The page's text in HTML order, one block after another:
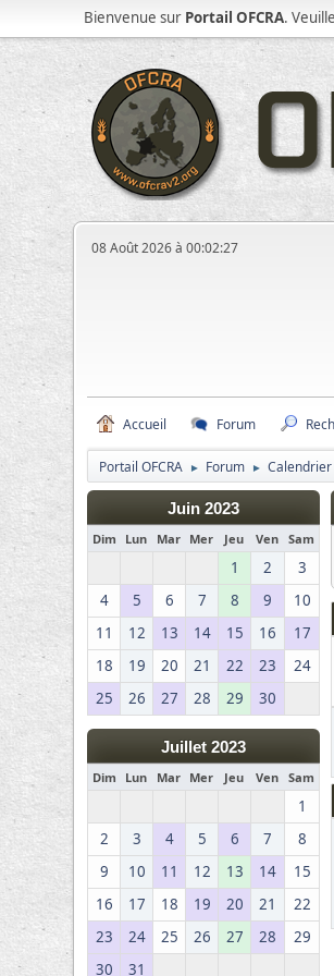
Bienvenue sur Portail OFCRA.
08 Août 2026 à 00:02:27
Accueil Forum
Portail OFCRA ► Forum ► Calendrier
Juin 2023
Dim Lun Mar Mer Jeu Ven Sam
1 2
3
4
5 6 7 8 9
10
11
12 13 14 15 16
17
18
19 20 21 22 23
24
25
26 27 28 29 30
Juillet 2023
Dim Lun Mar Mer Jeu Ven Sam
1
2
3 4 5 6 7
8
9
10 11 12 13 14
15
16
17 18 19 20 21
22
23
24 25 26 27 28
29
30
31